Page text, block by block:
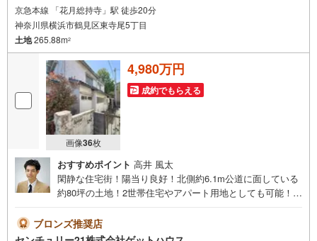
京急本線 「花月総持寺」駅 徒歩20分
神奈川県横浜市鶴見区東寺尾5丁目
土地265.88m2
画像36枚
4,980万円
成約でもらえる
おすすめポイント 高井 風太
閑静な住宅街！陽当り良好！北側約6.1m公道に面している
約80坪の土地！2世帯住宅やアパート用地としても可能！建
す！●建築条件無し●土地面積:265.88平米●都市ガス・公営
水道・公共下水■■安心と信頼の「センチュリー21ゲットハ
ブロンズ推奨店